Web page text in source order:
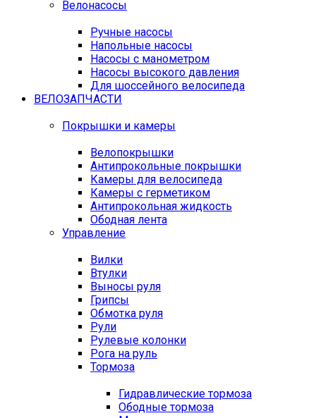
Велонасосы
Ручные насосы
Напольные насосы
Насосы с манометром
Насосы высокого давления
Для шоссейного велосипеда
ВЕЛОЗАПЧАСТИ
Покрышки и камеры
Велопокрышки
Антипрокольные покрышки
Камеры для велосипеда
Камеры с герметиком
Антипрокольная жидкость
Ободная лента
Управление
Вилки
Втулки
Выносы руля
Грипсы
Обмотка руля
Рули
Рулевые колонки
Рога на руль
Тормоза
Гидравлические тормоза
Ободные тормоза